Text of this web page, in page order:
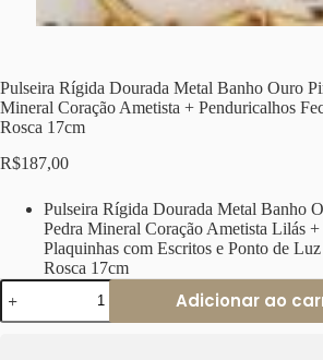
Pulseira Rígida Dourada Metal Banho Ouro
Mineral Coração Ametista + Penduricalhos
Rosca 17cm
R$187,00
Pulseira Rígida Dourada Metal Banho
Pedra Mineral Coração Ametista Lilás
Plaquinhas com Escritos e Ponto de
Rosca 17cm
Pulseira
Rígida
Dourada
Adicionar ao